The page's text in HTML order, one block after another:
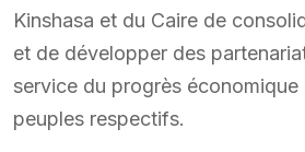
Kinshasa et du Caire de
et de développer des
service du progrès
peuples respectifs.